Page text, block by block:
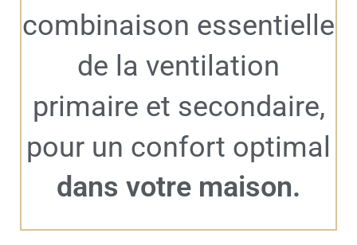
combinaison essentielle
de la ventilation
primaire et secondaire,
pour un confort optimal
dans votre maison.